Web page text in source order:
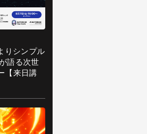
りシンプル
語る次世
【来日講